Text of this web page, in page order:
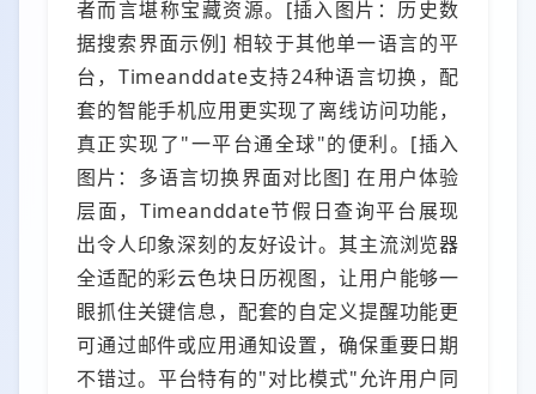
者而言堪称宝藏资源。[插入图片：历史数
据搜索界面示例] 相较于其他单一语言的平
台，Timeanddate支持24种语言切换，配
套的智能手机应用更实现了离线访问功能，
真正实现了"一平台通全球"的便利。[插入
图片：多语言切换界面对比图] 在用户体验
层面，Timeanddate节假日查询平台展现
出令人印象深刻的友好设计。其主流浏览器
全适配的彩云色块日历视图，让用户能够一
眼抓住关键信息，配套的自定义提醒功能更
可通过邮件或应用通知设置，确保重要日期
不错过。平台特有的"对比模式"允许用户同